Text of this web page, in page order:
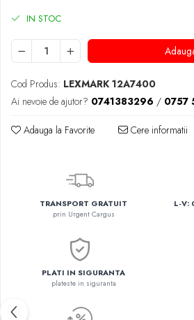
IN STOC
Cod Produs: LEXMARK 12A7400
Ai nevoie de ajutor? 0741383296 / 0757
Adauga la Favorite Cere informatii
TRANSPORT GRATUIT
prin Urgent Cargus
L-V:
PLATI IN SIGURANTA
plateste in siguranta